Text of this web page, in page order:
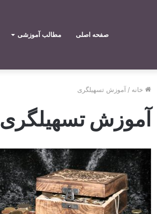
صفحه اصلی مطالب آموزشی
خانه / آموزش تسهیلگری
آموزش تسهیلگری